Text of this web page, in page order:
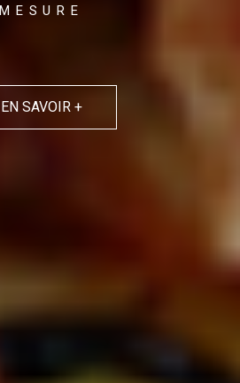
MESURE
EN SAVOIR +